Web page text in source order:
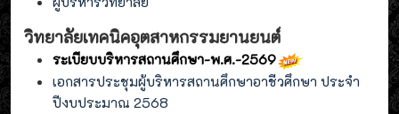
วิทยาลัยเทคนิคอุตสาหกรรมยานยนต์
ระเบียบบริหารสถานศึกษา-พ.ศ.-2569
เอกสารประชุมผู้บริหารสถานศึกษาอาชีวศึกษา ประจำ
ปีงบประมาณ 2568